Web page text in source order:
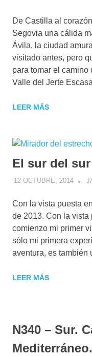
De Castilla al
Segovia una cálida
Ávila, la ciudad
visitado antes, pero
para tomar el camino
Valle del Jerte
LEER MÁS
El sur del
12 OCTUBRE, 2014
Con la vista puesta
de 2013. Con la vista
comienzo mi primer
sólo mi primera
aventura, es también
LEER MÁS
N340 – Sur.
Mediterráneo.